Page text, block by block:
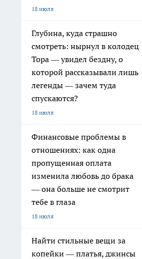
18 июля
Глубина, куда страшно
смотреть: нырнул в колодец
Тора — увидел бездну, о
которой рассказывали лишь
легенды — зачем туда
спускаются?
18 июля
Финансовые проблемы в
отношениях: как одна
пропущенная оплата
изменила любовь до брака
— она больше не смотрит
тебе в глаза
18 июля
Найти стильные вещи за
копейки — платья, джинсы